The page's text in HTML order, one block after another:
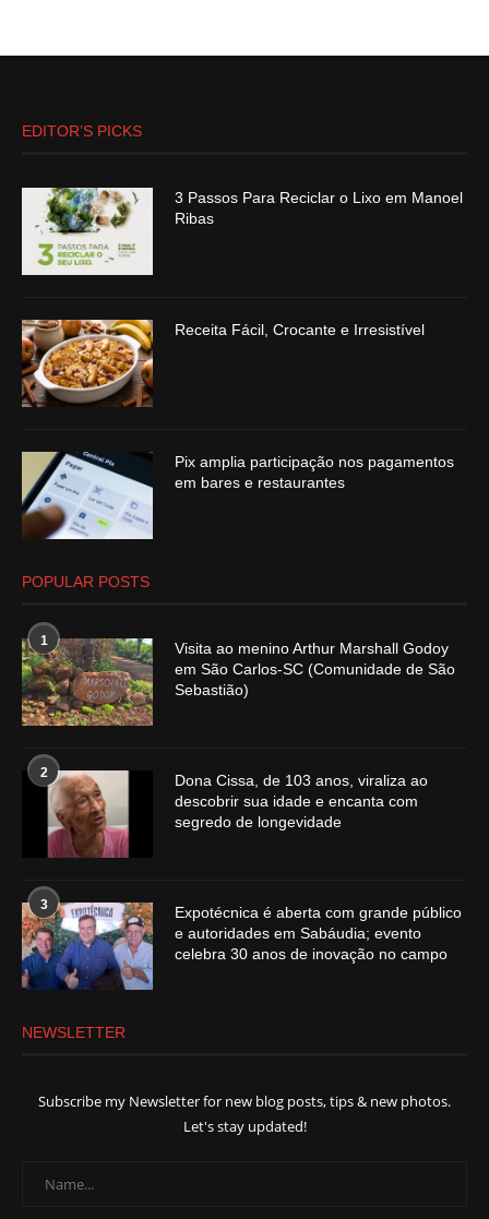
EDITOR’S PICKS
3 Passos Para Reciclar o Lixo em Manoel
Ribas
Receita Fácil, Crocante e Irresistível
Pix amplia participação nos pagamentos
em bares e restaurantes
POPULAR POSTS
1
Visita ao menino Arthur Marshall Godoy
em São Carlos-SC (Comunidade de São
Sebastião)
2
Dona Cissa, de 103 anos, viraliza ao
descobrir sua idade e encanta com
segredo de longevidade
3
Expotécnica é aberta com grande público
e autoridades em Sabáudia; evento
celebra 30 anos de inovação no campo
NEWSLETTER
Subscribe my Newsletter for new blog posts, tips & new photos.
Let's stay updated!